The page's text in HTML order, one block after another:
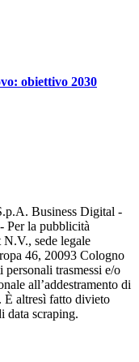
obiettivo 2030
Business Digital -
Per la pubblicità
sede legale
46, 20093 Cologno
trasmessi e/o
all’addestramento di
È altresì fatto divieto
data scraping.